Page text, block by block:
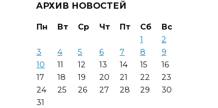
АРХИВ НОВОСТЕЙ
Пн Вт Ср Чт Пт Сб
Вс
1
2
3
4 5 6 7 8
9
10
11 12 13 14 15
16
17
18 19 20 21 22
23
24
25 26 27 28 29
30
31